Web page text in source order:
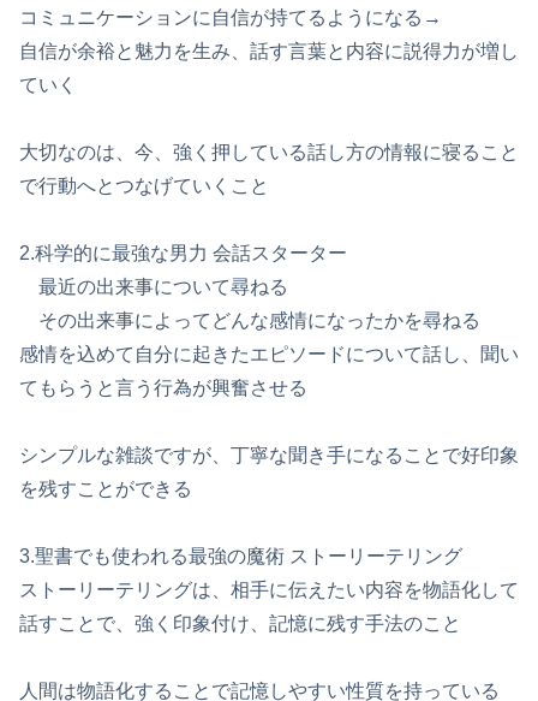
コミュニケーションに自信が持てるようになる→
自信が余裕と魅力を生み、話す言葉と内容に説得力が増し
ていく
大切なのは、今、強く押している話し方の情報に寝ること
で行動へとつなげていくこと
2.科学的に最強な男力 会話スターター
最近の出来事について尋ねる
その出来事によってどんな感情になったかを尋ねる
感情を込めて自分に起きたエピソードについて話し、聞い
てもらうと言う行為が興奮させる
シンプルな雑談ですが、丁寧な聞き手になることで好印象
を残すことができる
3.聖書でも使われる最強の魔術 ストーリーテリング
ストーリーテリングは、相手に伝えたい内容を物語化して
話すことで、強く印象付け、記憶に残す手法のこと
人間は物語化することで記憶しやすい性質を持っている